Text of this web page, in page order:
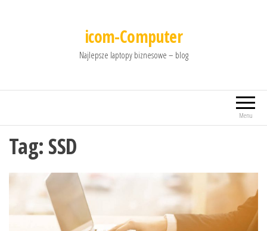
icom-Computer
Najlepsze laptopy biznesowe – blog
Menu
Tag: SSD